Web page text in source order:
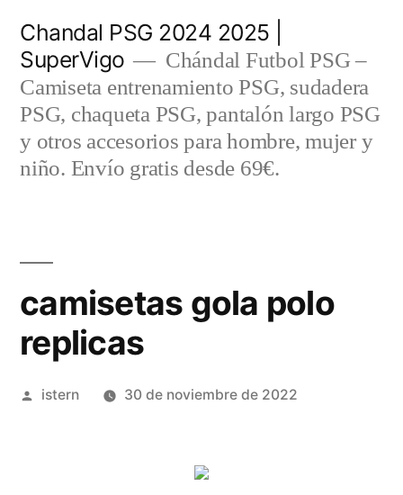
contenido
Chandal PSG 2024 2025 |
SuperVigo
Chándal Futbol PSG –
Camiseta entrenamiento PSG, sudadera
PSG, chaqueta PSG, pantalón largo PSG
y otros accesorios para hombre, mujer y
niño. Envío gratis desde 69€.
camisetas gola polo
replicas
Publicado
istern 30 de noviembre de 2022